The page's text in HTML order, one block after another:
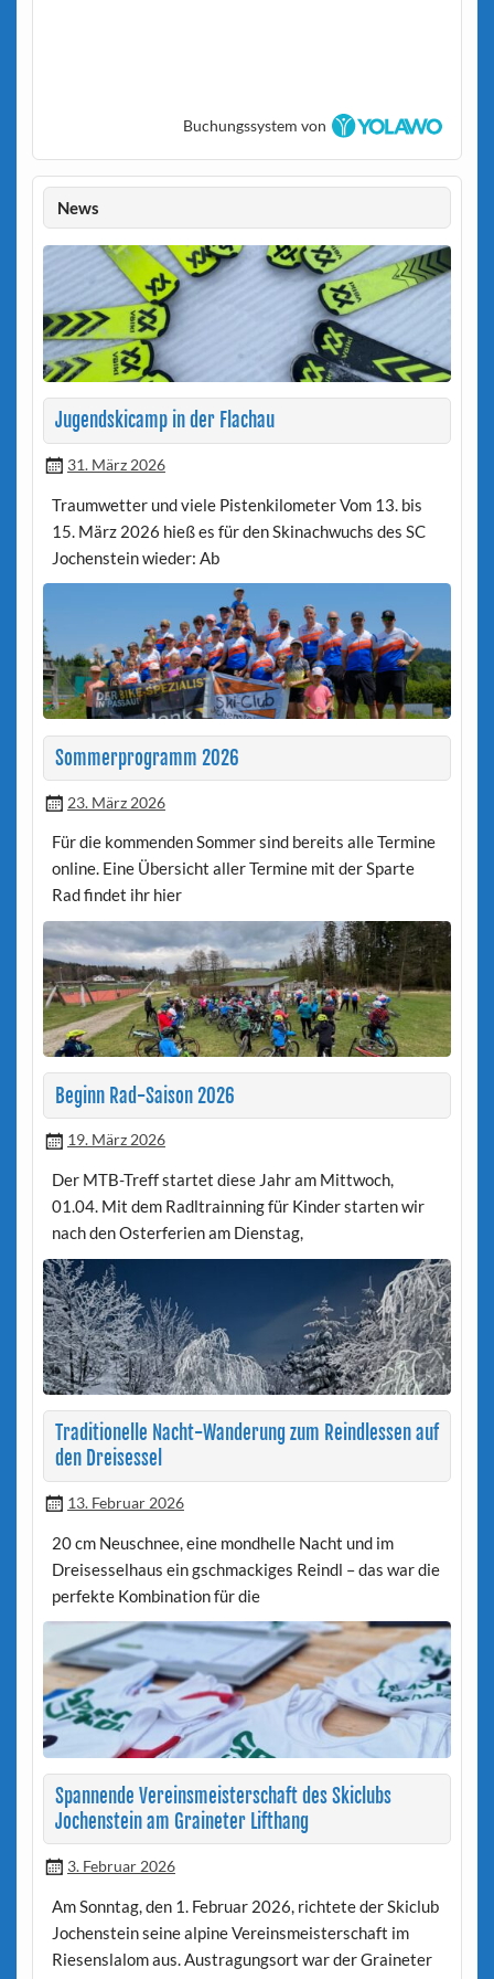
Buchungssystem von
News
Jugendskicamp in der Flachau
31. März 2026
Traumwetter und viele Pistenkilometer Vom 13. bis
15. März 2026 hieß es für den Skinachwuchs des SC
Jochenstein wieder: Ab
Sommerprogramm 2026
23. März 2026
Für die kommenden Sommer sind bereits alle Termine
online. Eine Übersicht aller Termine mit der Sparte
Rad findet ihr hier
Beginn Rad-Saison 2026
19. März 2026
Der MTB-Treff startet diese Jahr am Mittwoch,
01.04. Mit dem Radltrainning für Kinder starten wir
nach den Osterferien am Dienstag,
Traditionelle Nacht-Wanderung zum Reindlessen auf
den Dreisessel
13. Februar 2026
20 cm Neuschnee, eine mondhelle Nacht und im
Dreisesselhaus ein gschmackiges Reindl – das war die
perfekte Kombination für die
Spannende Vereinsmeisterschaft des Skiclubs
Jochenstein am Graineter Lifthang
3. Februar 2026
Am Sonntag, den 1. Februar 2026, richtete der Skiclub
Jochenstein seine alpine Vereinsmeisterschaft im
Riesenslalom aus. Austragungsort war der Graineter